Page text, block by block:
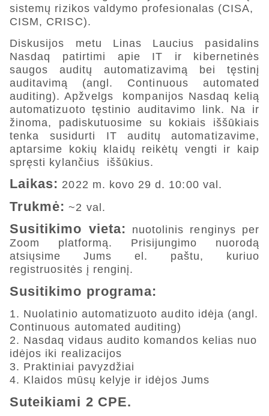
sistemų rizikos valdymo profesionalas (CISA,
CISM, CRISC).
Diskusijos metu Linas Laucius pasidalins
Nasdaq patirtimi apie IT ir kibernetinės
saugos auditų automatizavimą bei tęstinį
auditavimą (angl. Continuous automated
auditing). Apžvelgs kompanijos Nasdaq kelią
automatizuoto tęstinio auditavimo link. Na ir
žinoma, padiskutuosime su kokiais iššūkiais
tenka susidurti IT auditų automatizavime,
aptarsime kokių klaidų reikėtų vengti ir kaip
spręsti kylančius iššūkius.
Laikas: 2022 m. kovo 29 d. 10:00 val.
Trukmė: ~2 val.
Susitikimo vieta: nuotolinis renginys per
Zoom platformą. Prisijungimo nuorodą
atsiųsime Jums el. paštu, kuriuo
registruositės į renginį.
Susitikimo programa:
1. Nuolatinio automatizuoto audito idėja (angl.
Continuous automated auditing)
2. Nasdaq vidaus audito komandos kelias nuo
idėjos iki realizacijos
3. Praktiniai pavyzdžiai
4. Klaidos mūsų kelyje ir idėjos Jums
Suteikiami 2 CPE.